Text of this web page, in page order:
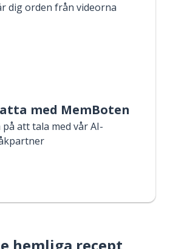
dig orden från videorna
med MemBoten
på att tala med vår AI-